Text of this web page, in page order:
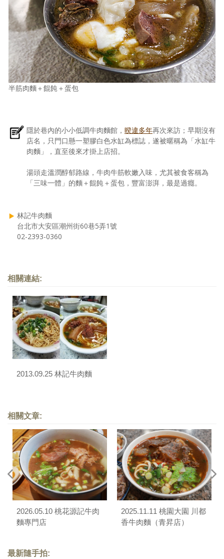
半筋肉麵＋餛飩＋蛋包
隱於巷內的小小低調牛肉麵館， 暌違多年再次來訪；早期沒有
店名，只門口懸一塑膠白色水缸為標誌，遂被暱稱為「水缸牛
肉麵」，直至後來才掛上店招。
湯頭走溫潤醇郁路線，牛肉牛筋軟嫩入味，尤其被食客稱為
「三味一體」的麵＋餛飩＋蛋包，豐富澎湃，最是過癮。
林記牛肉麵
台北市大安區潮州街60巷5弄1號
02-2393-0360
相關連結:
2013.09.25 林記牛肉麵
相關文章:
2026.05.10 桃花源記牛肉
麵專門店
2025.11.11 桃園大園 川都
香牛肉麵（青昇店）
最新隨手拍: